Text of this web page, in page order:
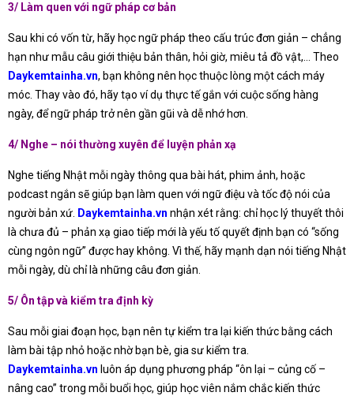
3/ Làm quen với ngữ pháp cơ bản
Sau khi có vốn từ, hãy học ngữ pháp theo cấu trúc đơn giản – chẳng
hạn như mẫu câu giới thiệu bản thân, hỏi giờ, miêu tả đồ vật,… Theo
Daykemtainha.vn, bạn không nên học thuộc lòng một cách máy
móc. Thay vào đó, hãy tạo ví dụ thực tế gắn với cuộc sống hàng
ngày, để ngữ pháp trở nên gần gũi và dễ nhớ hơn.
4/ Nghe – nói thường xuyên để luyện phản xạ
Nghe tiếng Nhật mỗi ngày thông qua bài hát, phim ảnh, hoặc
podcast ngắn sẽ giúp bạn làm quen với ngữ điệu và tốc độ nói của
người bản xứ. Daykemtainha.vn nhận xét rằng: chỉ học lý thuyết thôi
là chưa đủ – phản xạ giao tiếp mới là yếu tố quyết định bạn có “sống
cùng ngôn ngữ” được hay không. Vì thế, hãy mạnh dạn nói tiếng Nhật
mỗi ngày, dù chỉ là những câu đơn giản.
5/ Ôn tập và kiểm tra định kỳ
Sau mỗi giai đoạn học, bạn nên tự kiểm tra lại kiến thức bằng cách
làm bài tập nhỏ hoặc nhờ bạn bè, gia sư kiểm tra.
Daykemtainha.vn luôn áp dụng phương pháp “ôn lại – củng cố –
nâng cao” trong mỗi buổi học, giúp học viên nắm chắc kiến thức